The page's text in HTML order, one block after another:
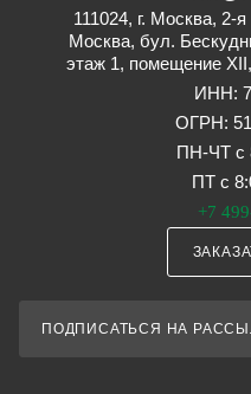
111024, г. Москва, 2-
Москва, бул.
этаж 1, помещение
ИНН:
ОГРН:
ПН-ЧТ с
ПТ с
+7
ПОДПИСАТЬСЯ НА